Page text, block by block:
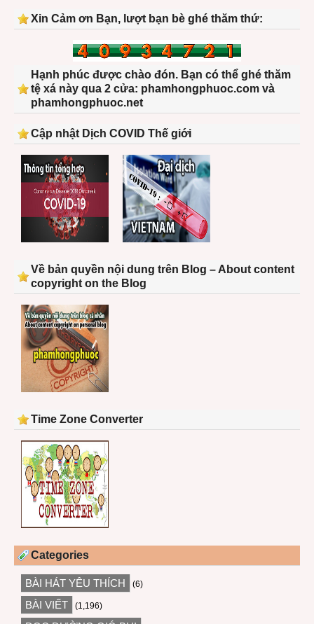
Xin Cảm ơn Bạn, lượt bạn bè ghé thăm thứ:
Hạnh phúc được chào đón. Bạn có thể ghé thăm
tệ xá này qua 2 cửa: phamhongphuoc.com và
phamhongphuoc.net
Cập nhật Dịch COVID Thế giới
Về bản quyền nội dung trên Blog – About content
copyright on the Blog
Time Zone Converter
Categories
BÀI HÁT YÊU THÍCH (6)
BÀI VIẾT (1,196)